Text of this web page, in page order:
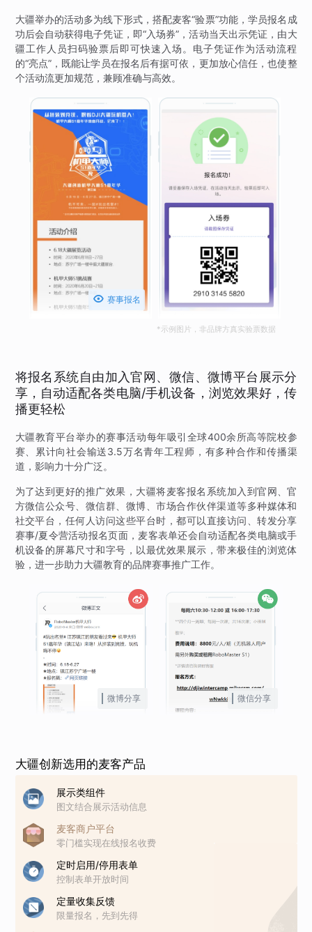
大疆举办的活动多为线下形式，搭配麦客“验票”功能，学员报名成
功后会自动获得电子凭证，即“入场券”，活动当天出示凭证，由大
疆工作人员扫码验票后即可快速入场。电子凭证作为活动流程
的“亮点”，既能让学员在报名后有据可依，更加放心信任，也使整
个活动流更加规范，兼顾准确与高效。
 赛事报名
*示例图片，非品牌方真实验票数据
将报名系统自由加入官网、微信、微博平台展示分
享，自动适配各类电脑/手机设备，浏览效果好，传
播更轻松
大疆教育平台举办的赛事活动每年吸引全球400余所高等院校参
赛、累计向社会输送3.5万名青年工程师，有多种合作和传播渠
道，影响力十分广泛。
为了达到更好的推广效果，大疆将麦客报名系统加入到官网、官
方微信公众号、微信群、微博、市场合作伙伴渠道等多种媒体和
社交平台，任何人访问这些平台时，都可以直接访问、转发分享
赛事/夏令营活动报名页面，麦客表单还会自动适配各类电脑或手
机设备的屏幕尺寸和字号，以最优效果展示，带来极佳的浏览体
验，进一步助力大疆教育的品牌赛事推广工作。
微博分享 微信分享
大疆创新选用的麦客产品
展示类组件
图文结合展示活动信息
麦客商户平台
零门槛实现在线报名收费
定时启用/停用表单
控制表单开放时间
定量收集反馈
限量报名，先到先得